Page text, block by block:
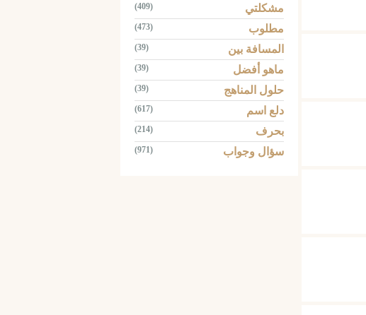
مشكلتي (409)
مطلوب (473)
المسافة بين (39)
ماهو أفضل (39)
حلول المناهج (39)
دلع اسم (617)
بحرف (214)
سؤال وجواب (971)